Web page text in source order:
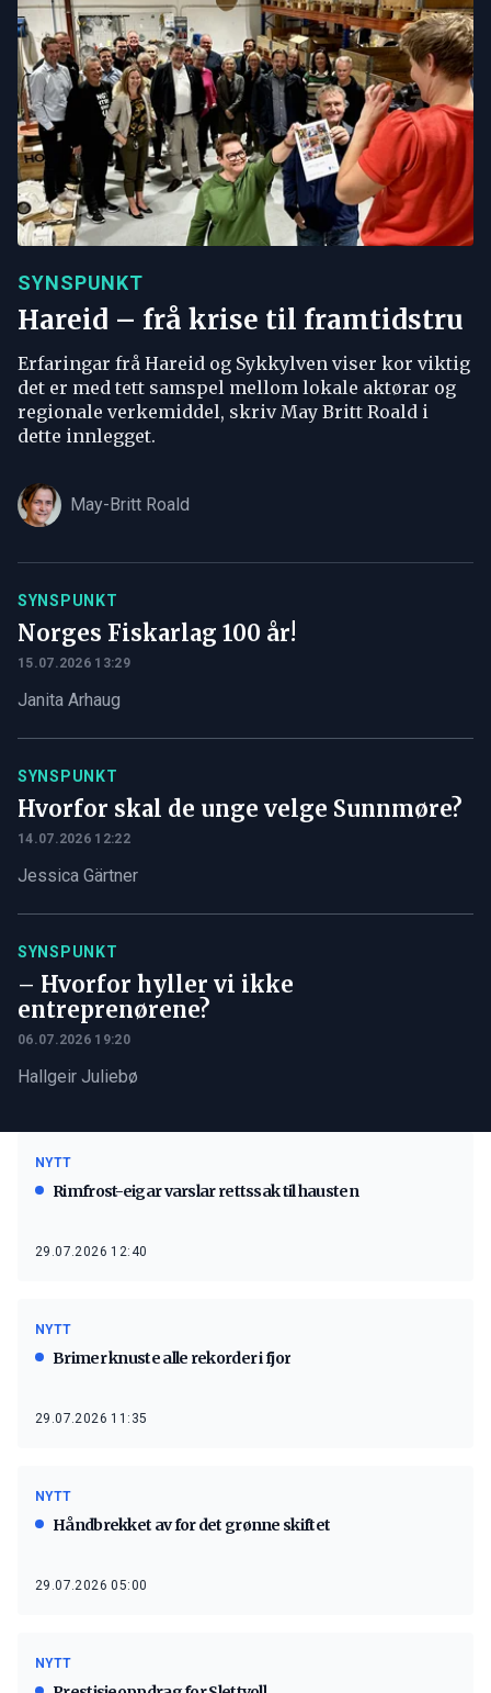
SYNSPUNKT
Hareid – frå krise til framtidstru
Erfaringar frå Hareid og Sykkylven viser kor viktig
det er med tett samspel mellom lokale aktørar og
regionale verkemiddel, skriv May Britt Roald i
dette innlegget.
May-Britt Roald
SYNSPUNKT
Norges Fiskarlag 100 år!
15.07.2026 13:29
Janita Arhaug
SYNSPUNKT
Hvorfor skal de unge velge Sunnmøre?
14.07.2026 12:22
Jessica Gärtner
SYNSPUNKT
– Hvorfor hyller vi ikke
entreprenørene?
06.07.2026 19:20
Hallgeir Juliebø
NYTT
Rimfrost-eigar varslar rettssak til hausten
29.07.2026 12:40
NYTT
Brimer knuste alle rekorder i fjor
29.07.2026 11:35
NYTT
Håndbrekket av for det grønne skiftet
29.07.2026 05:00
NYTT